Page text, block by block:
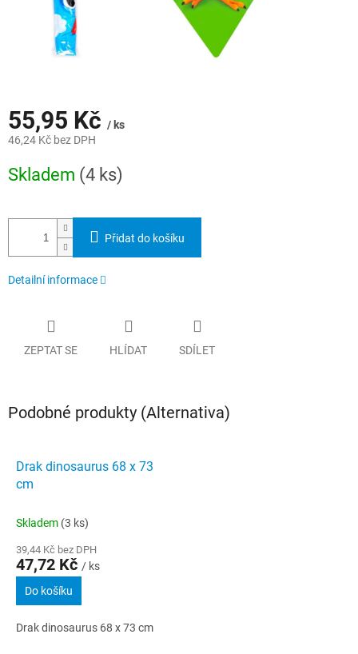
55,95 Kč / ks
46,24 Kč bez DPH
cena:
Skladem (4 ks)
Přidat do košíku
Detailní informace
ZEPTAT SE HLÍDAT SDÍLET
Podobné produkty (Alternativa)
Drak dinosaurus 68 x 73
cm
Skladem (3 ks)
39,44 Kč bez DPH
47,72 Kč / ks
Do košíku
Drak dinosaurus 68 x 73 cm